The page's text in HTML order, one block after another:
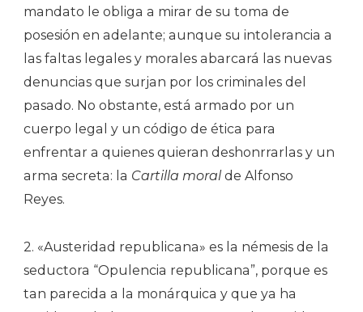
mandato le obliga a mirar de su toma de
posesión en adelante; aunque su intolerancia a
las faltas legales y morales abarcará las nuevas
denuncias que surjan por los criminales del
pasado. No obstante, está armado por un
cuerpo legal y un código de ética para
enfrentar a quienes quieran deshonrrarlas y un
arma secreta: la Cartilla moralde Alfonso
Reyes.
2. «Austeridad republicana» es la némesis de la
seductora “Opulencia republicana”, porque es
tan parecida a la monárquica y que ya ha